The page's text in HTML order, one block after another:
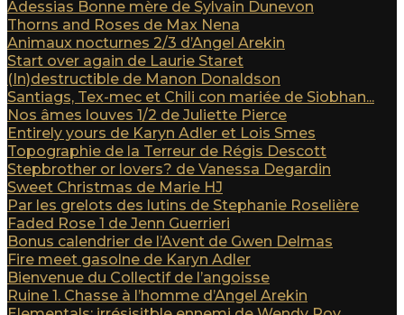
Adessias Bonne mère de Sylvain Dunevon
Thorns and Roses de Max Nena
Animaux nocturnes 2/3 d’Angel Arekin
Start over again de Laurie Staret
(In)destructible de Manon Donaldson
Santiags, Tex-mec et Chili con mariée de Siobhan...
Nos âmes louves 1/2 de Juliette Pierce
Entirely yours de Karyn Adler et Lois Smes
Topographie de la Terreur de Régis Descott
Stepbrother or lovers? de Vanessa Degardin
Sweet Christmas de Marie HJ
Par les grelots des lutins de Stephanie Roselière
Faded Rose 1 de Jenn Guerrieri
Bonus calendrier de l’Avent de Gwen Delmas
Fire meet gasolne de Karyn Adler
Bienvenue du Collectif de l’angoisse
Ruine 1. Chasse à l’homme d’Angel Arekin